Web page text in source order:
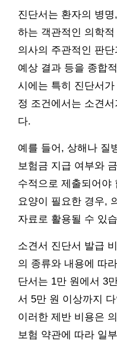
진단서는 환자의 병
하는 객관적인 의학
의사의 주관적인 판
예상 결과 등을 종합
시에는 특히 진단서
정 조건에서는 소견
다.
예를 들어, 상해나 질
보험금 지급 여부와
수적으로 제출되어야
요양이 필요한 경우,
자료로 활용될 수 있
소견서 진단서 발급
의 종류와 내용에 따
단서는 1만 원에서 3
서 5만 원 이상까지
이러한 제반 비용은
보험 약관에 따라 일